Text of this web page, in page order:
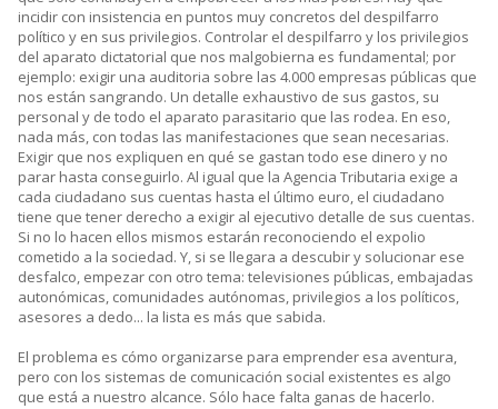
incidir con insistencia en puntos muy concretos del despilfarro
político y en sus privilegios. Controlar el despilfarro y los privilegios
del aparato dictatorial que nos malgobierna es fundamental; por
ejemplo: exigir una auditoria sobre las 4.000 empresas públicas que
nos están sangrando. Un detalle exhaustivo de sus gastos, su
personal y de todo el aparato parasitario que las rodea. En eso,
nada más, con todas las manifestaciones que sean necesarias.
Exigir que nos expliquen en qué se gastan todo ese dinero y no
parar hasta conseguirlo. Al igual que la Agencia Tributaria exige a
cada ciudadano sus cuentas hasta el último euro, el ciudadano
tiene que tener derecho a exigir al ejecutivo detalle de sus cuentas.
Si no lo hacen ellos mismos estarán reconociendo el expolio
cometido a la sociedad. Y, si se llegara a descubir y solucionar ese
desfalco, empezar con otro tema: televisiones públicas, embajadas
autonómicas, comunidades autónomas, privilegios a los políticos,
asesores a dedo... la lista es más que sabida.
El problema es cómo organizarse para emprender esa aventura,
pero con los sistemas de comunicación social existentes es algo
que está a nuestro alcance. Sólo hace falta ganas de hacerlo.